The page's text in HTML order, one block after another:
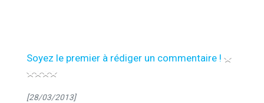
Soyez le premier à rédiger un commentaire !
[28/03/2013]